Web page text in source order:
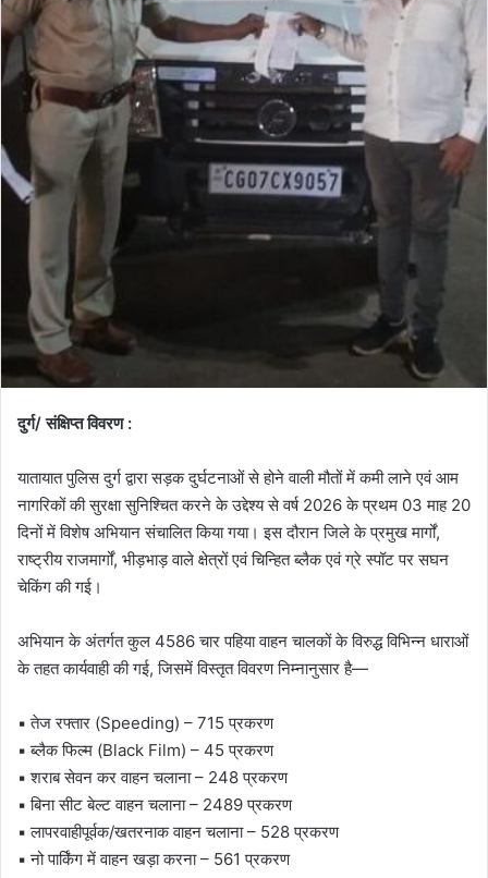
दुर्ग/ संक्षिप्त विवरण :
यातायात पुलिस दुर्ग द्वारा सड़क दुर्घटनाओं से होने वाली मौतों में कमी लाने एवं आम
नागरिकों की सुरक्षा सुनिश्चित करने के उद्देश्य से वर्ष 2026 के प्रथम 03 माह 20
दिनों में विशेष अभियान संचालित किया गया। इस दौरान जिले के प्रमुख मार्गों,
राष्ट्रीय राजमार्गों, भीड़भाड़ वाले क्षेत्रों एवं चिन्हित ब्लैक एवं ग्रे स्पॉट पर सघन
चेकिंग की गई।
अभियान के अंतर्गत कुल 4586 चार पहिया वाहन चालकों के विरुद्ध विभिन्न धाराओं
के तहत कार्यवाही की गई, जिसमें विस्तृत विवरण निम्नानुसार है—
▪️ तेज रफ्तार (Speeding) – 715 प्रकरण
▪️ ब्लैक फिल्म (Black Film) – 45 प्रकरण
▪️ शराब सेवन कर वाहन चलाना – 248 प्रकरण
▪️ बिना सीट बेल्ट वाहन चलाना – 2489 प्रकरण
▪️ लापरवाहीपूर्वक/खतरनाक वाहन चलाना – 528 प्रकरण
▪️ नो पार्किंग में वाहन खड़ा करना – 561 प्रकरण